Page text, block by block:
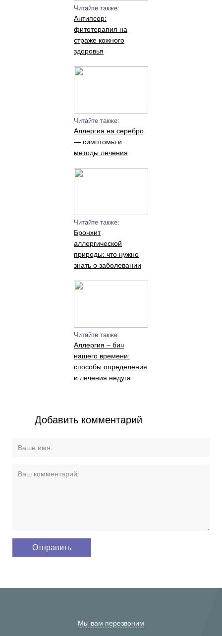
Читайте также:
Антипсор:
фитотерапия на
страже кожного
здоровья
Читайте также:
Аллергия на серебро
— симптомы и
методы лечения
Читайте также:
Бронхит
аллергической
природы: что нужно
знать о заболевании
Читайте также:
Аллергия – бич
нашего времени:
способы определения
и лечения недуга
Добавить комментарий
Мы вам перезвоним